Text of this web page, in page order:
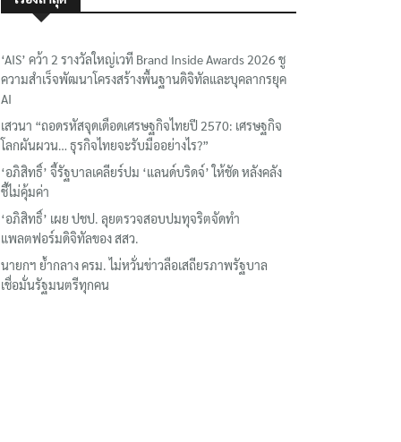
‘AIS’ คว้า 2 รางวัลใหญ่เวที Brand Inside Awards 2026 ชู
ความสำเร็จพัฒนาโครงสร้างพื้นฐานดิจิทัลและบุคลากรยุค
AI
เสวนา “ถอดรหัสจุดเดือดเศรษฐกิจไทยปี 2570: เศรษฐกิจ
โลกผันผวน… ธุรกิจไทยจะรับมืออย่างไร?”
‘อภิสิทธิ์’ จี้รัฐบาลเคลียร์ปม ‘แลนด์บริดจ์’ ให้ชัด หลังคลัง
ชี้ไม่คุ้มค่า
‘อภิสิทธิ์’ เผย ปชป. ลุยตรวจสอบปมทุจริตจัดทำ
แพลตฟอร์มดิจิทัลของ สสว.
นายกฯ ย้ำกลาง ครม. ไม่หวั่นข่าวลือเสถียรภาพรัฐบาล
เชื่อมั่นรัฐมนตรีทุกคน